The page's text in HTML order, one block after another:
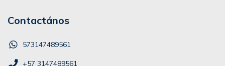
Contactános
573147489561
+57 3147489561